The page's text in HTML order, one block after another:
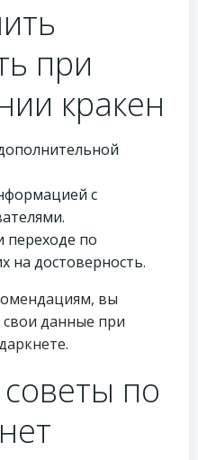
при
кракен
с
переходе по
на достоверность.
вы
данные при
по